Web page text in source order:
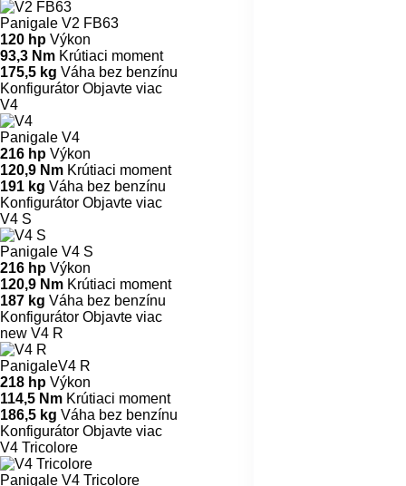
Panigale V2 FB63
120 hp Výkon
93,3 Nm Krútiaci moment
175,5 kg Váha bez benzínu
Konfigurátor Objavte viac
V4
Panigale V4
216 hp Výkon
120,9 Nm Krútiaci moment
191 kg Váha bez benzínu
Konfigurátor Objavte viac
V4 S
Panigale V4 S
216 hp Výkon
120,9 Nm Krútiaci moment
187 kg Váha bez benzínu
Konfigurátor Objavte viac
new V4 R
PanigaleV4 R
218 hp Výkon
114,5 Nm Krútiaci moment
186,5 kg Váha bez benzínu
Konfigurátor Objavte viac
V4 Tricolore
Panigale V4 Tricolore